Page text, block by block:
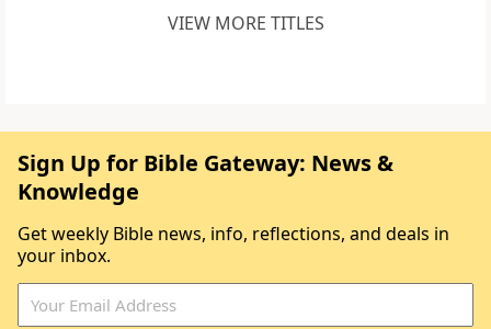
VIEW MORE TITLES
Sign Up for Bible Gateway: News &
Knowledge
Get weekly Bible news, info, reflections, and deals in
your inbox.